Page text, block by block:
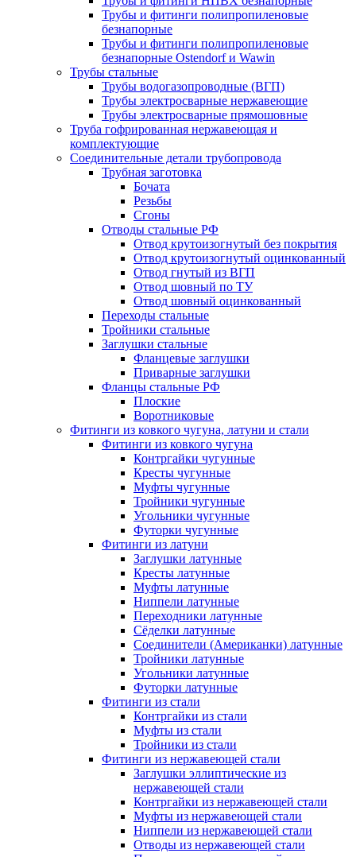
Трубы и фитинги полипропиленовые
безнапорные
Трубы и фитинги полипропиленовые
безнапорные Ostendorf и Wawin
Трубы стальные
Трубы водогазопроводные (ВГП)
Трубы электросварные нержавеющие
Трубы электросварные прямошовные
Труба гофрированная нержавеющая и
комплектующие
Соединительные детали трубопровода
Трубная заготовка
Бочата
Резьбы
Сгоны
Отводы стальные РФ
Отвод крутоизогнутый без покрытия
Отвод крутоизогнутый оцинкованный
Отвод гнутый из ВГП
Отвод шовный по ТУ
Отвод шовный оцинкованный
Переходы стальные
Тройники стальные
Заглушки стальные
Фланцевые заглушки
Приварные заглушки
Фланцы стальные РФ
Плоские
Воротниковые
Фитинги из ковкого чугуна, латуни и стали
Фитинги из ковкого чугуна
Контргайки чугунные
Кресты чугунные
Муфты чугунные
Тройники чугунные
Угольники чугунные
Футорки чугунные
Фитинги из латуни
Заглушки латунные
Кресты латунные
Муфты латунные
Ниппели латунные
Переходники латунные
Сёделки латунные
Соединители (Американки) латунные
Тройники латунные
Угольники латунные
Футорки латунные
Фитинги из стали
Контргайки из стали
Муфты из стали
Тройники из стали
Фитинги из нержавеющей стали
Заглушки эллиптические из
нержавеющей стали
Контргайки из нержавеющей стали
Муфты из нержавеющей стали
Ниппели из нержавеющей стали
Отводы из нержавеющей стали